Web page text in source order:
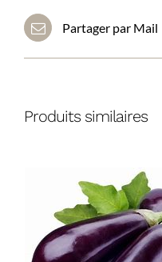
Partager par Mail
Produits similaires